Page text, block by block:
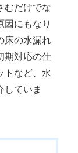
むだけでな
因にもなり
床の水漏れ
期対応の仕
トなど、水
していま